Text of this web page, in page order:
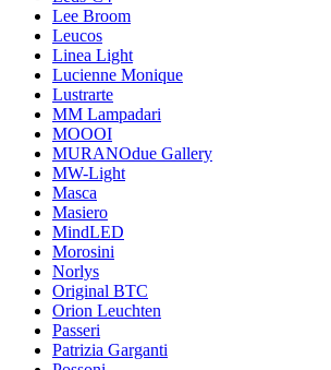
Lee Broom
Leucos
Linea Light
Lucienne Monique
Lustrarte
MM Lampadari
MOOOI
MURANOdue Gallery
MW-Light
Masca
Masiero
MindLED
Morosini
Norlys
Original BTC
Orion Leuchten
Passeri
Patrizia Garganti